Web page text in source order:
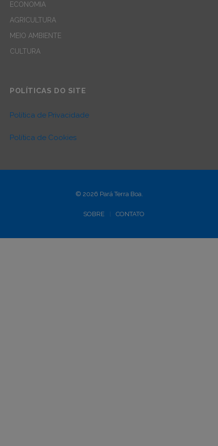
ECONOMIA
AGRICULTURA
MEIO AMBIENTE
CULTURA
POLÍTICAS DO SITE
Política de Privacidade
Política de Cookies
© 2026 Pará Terra Boa.
SOBRE CONTATO